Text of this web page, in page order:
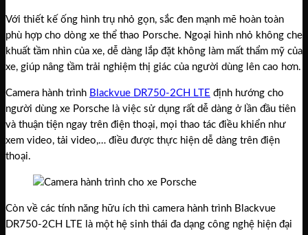
Với thiết kế ống hình trụ nhỏ gọn, sắc đen mạnh mẽ hoàn toàn
phù hợp cho dòng xe thể thao Porsche. Ngoại hình nhỏ không che
khuất tầm nhìn của xe, dễ dàng lắp đặt không làm mất thẩm mỹ của
xe, giúp nâng tầm trải nghiệm thị giác của người dùng lên cao hơn.
Camera hành trình Blackvue DR750-2CH LTE định hướng cho
người dùng xe Porsche là việc sử dụng rất dễ dàng ở lần đầu tiên
và thuận tiện ngay trên điện thoại, mọi thao tác điều khiển như
xem video, tải video,… điều được thực hiện dễ dàng trên điện
thoại.
Còn về các tính năng hữu ích thì camera hành trình Blackvue
DR750-2CH LTE là một hệ sinh thái đa dạng công nghệ hiện đại